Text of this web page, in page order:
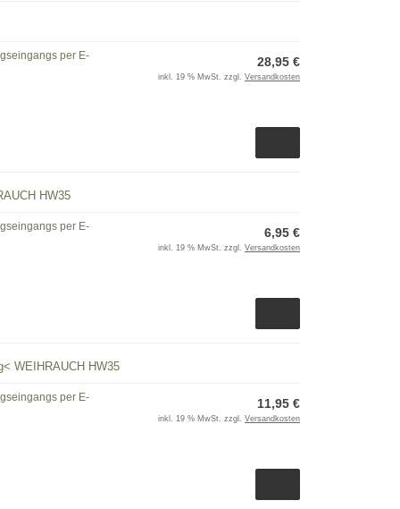
per E-
28,95 €
inkl. 19 % MwSt. zzgl. Versandkosten
HW35
per E-
6,95 €
inkl. 19 % MwSt. zzgl. Versandkosten
WEIHRAUCH HW35
per E-
11,95 €
inkl. 19 % MwSt. zzgl. Versandkosten